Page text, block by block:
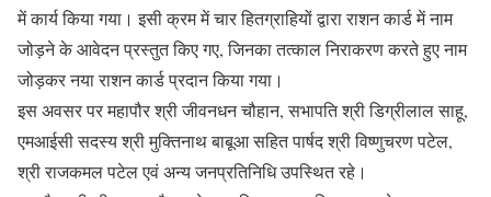
में कार्य किया गया। इसी क्रम में चार हितग्राहियों द्वारा राशन कार्ड में नाम
जोड़ने के आवेदन प्रस्तुत किए गए, जिनका तत्काल निराकरण करते हुए नाम
जोड़कर नया राशन कार्ड प्रदान किया गया।
इस अवसर पर महापौर श्री जीवनधन चौहान, सभापति श्री डिग्रीलाल साहू,
एमआईसी सदस्य श्री मुक्तिनाथ बाबूआ सहित पार्षद श्री विष्णुचरण पटेल,
श्री राजकमल पटेल एवं अन्य जनप्रतिनिधि उपस्थित रहे।